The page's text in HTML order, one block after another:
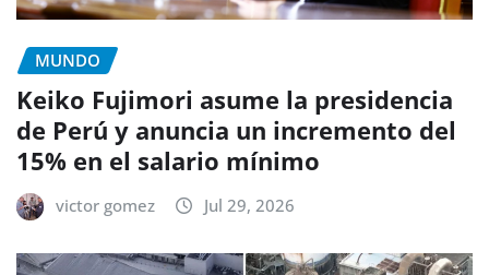
MUNDO
Keiko Fujimori asume la presidencia
de Perú y anuncia un incremento del
15% en el salario mínimo
victor gomez Jul 29, 2026